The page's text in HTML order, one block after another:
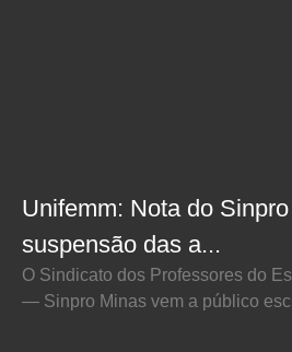
Unifemm: Nota do
suspensão das a...
O Sindicato dos Professores do
— Sinpro Minas vem a público